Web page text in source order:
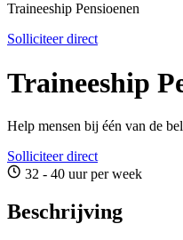
Traineeship Pensioenen
Solliciteer direct
Traineeship
Help mensen bij één van de
Solliciteer direct
32 - 40 uur per week
Beschrijving